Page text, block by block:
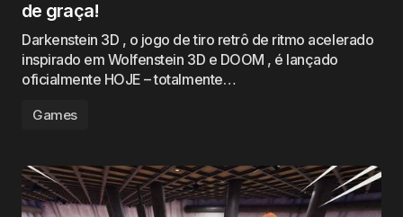
de graça!
Darkenstein 3D , o jogo de tiro retrô de ritmo acelerado
inspirado em Wolfenstein 3D e DOOM , é lançado
oficialmente HOJE – totalmente…
Games